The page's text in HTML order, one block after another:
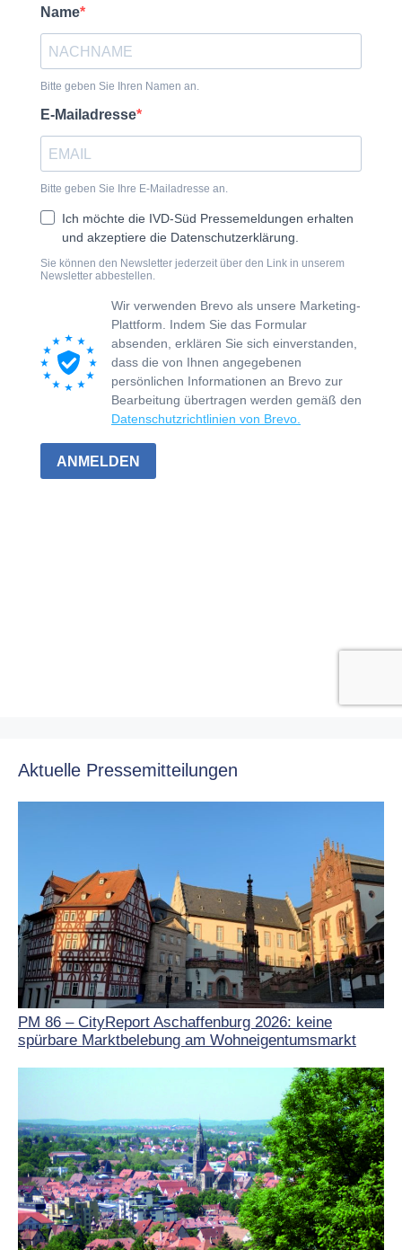
Aktuelle Pressemitteilungen
PM 86 – CityReport Aschaffenburg 2026: keine
spürbare Marktbelebung am Wohneigentumsmarkt